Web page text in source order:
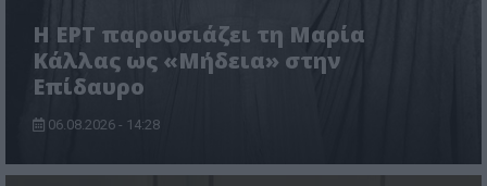
Η ΕΡΤ παρουσιάζει τη Μαρία
Κάλλας ως «Μήδεια» στην
Επίδαυρο
06.08.2026 - 14:28